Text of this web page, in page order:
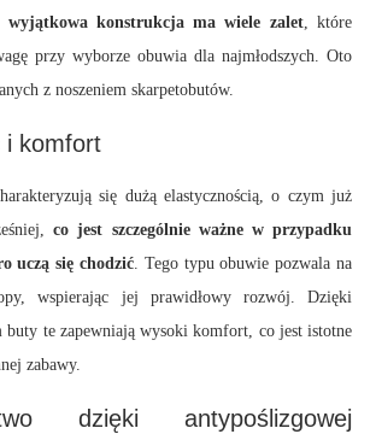
wyjątkowa konstrukcja ma wiele zalet, które
przy wyborze obuwia dla najmłodszych. Oto
z noszeniem skarpetobutów.
i komfort
się dużą elastycznością, o czym już
co jest szczególnie ważne w przypadku
uczą się chodzić. Tego typu obuwie pozwala na
wspierając jej prawidłowy rozwój. Dzięki
buty te zapewniają wysoki komfort, co jest istotne
zabawy.
dzięki antypoślizgowej